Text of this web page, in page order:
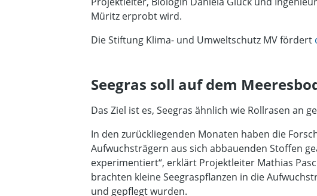
Müritz erprobt wird.
Die Stiftung Klima- und Umweltschutz MV fördert
Seegras soll auf dem
Das Ziel ist es, Seegras ähnlich wie Rollrasen an
In den zurückliegenden Monaten haben die
Aufwuchsträgern aus sich abbauenden Stoffen
experimentiert“, erklärt Projektleiter Mathias
brachten kleine Seegraspflanzen in die
und gepflegt wurden.